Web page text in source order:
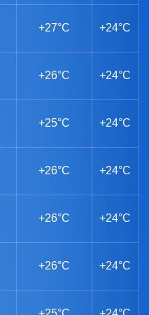
+27°C +24°C
+26°C +24°C
+25°C +24°C
+26°C +24°C
+26°C +24°C
+26°C +24°C